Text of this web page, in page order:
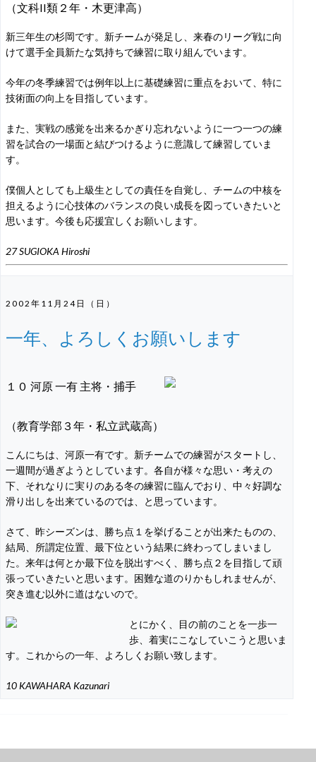
（文科II類２年・木更津高）
新三年生の杉岡です。新チームが発足し、来春のリーグ戦に向
けて選手全員新たな気持ちで練習に取り組んでいます。
今年の冬季練習では例年以上に基礎練習に重点をおいて、特に
技術面の向上を目指しています。
また、実戦の感覚を出来るかぎり忘れないように一つ一つの練
習を試合の一場面と結びつけるように意識して練習していま
す。
僕個人としても上級生としての責任を自覚し、チームの中核を
担えるように心技体のバランスの良い成長を図っていきたいと
思います。今後も応援宜しくお願いします。
27 SUGIOKA Hiroshi
2002年11月24日（日）
一年、よろしくお願いします
１０ 河原 一有 主将・捕手
（教育学部３年・私立武蔵高）
こんにちは、河原一有です。新チームでの練習がスタートし、
一週間が過ぎようとしています。各自が様々な思い・考えの
下、それなりに実りのある冬の練習に臨んでおり、中々好調な
滑り出しを出来ているのでは、と思っています。
さて、昨シーズンは、勝ち点１を挙げることが出来たものの、
結局、所謂定位置、最下位という結果に終わってしまいまし
た。来年は何とか最下位を脱出すべく、勝ち点２を目指して頑
張っていきたいと思います。困難な道のりかもしれませんが、
突き進む以外に道はないので。
とにかく、目の前のことを一歩一
歩、着実にこなしていこうと思いま
す。これからの一年、よろしくお願い致します。
10 KAWAHARA Kazunari